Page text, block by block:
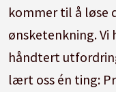
kommer til å løse
ønsketenkning.
håndtert
lært oss én ting: